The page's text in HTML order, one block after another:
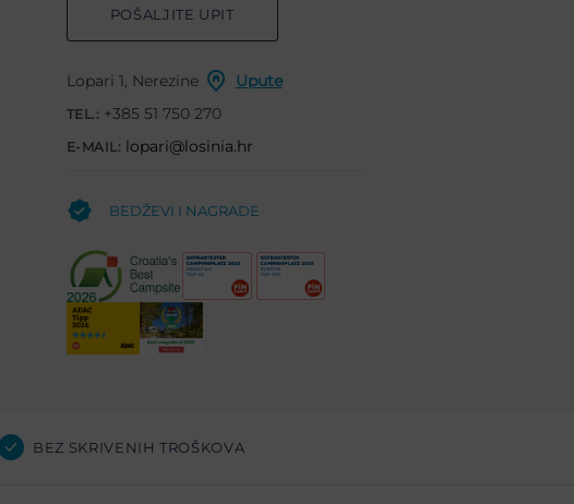
POŠALJITE UPIT
Lopari 1, Nerezine Upute
TEL.: +385 51 750 270
E-MAIL: lopari@losinia.hr
BEDŽEVI I NAGRADE
BEZ SKRIVENIH TROŠKOVA